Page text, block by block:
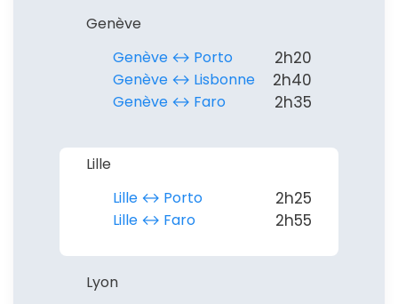
Genève
Genève ↔︎ Porto
2h20
Genève ↔︎ Lisbonne 2h40
Genève ↔︎ Faro 2h35
Lille
Lille ↔︎ Porto
2h25
Lille ↔︎ Faro 2h55
Lyon
confidentialité.